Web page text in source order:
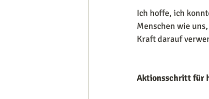
Ich hoffe, ich
Menschen wie
Kraft darauf
Aktionsschritt für